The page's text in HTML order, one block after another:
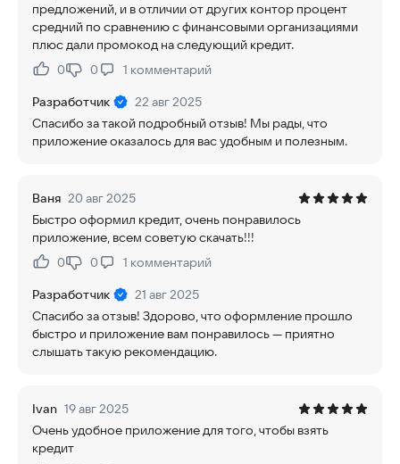
предложений, и в отличии от других контор процент
средний по сравнению с финансовыми организациями
плюс дали промокод на следующий кредит.
Нравится:
0Не нравится:
0 1 комментарий
Разработчик
22 авг 2025
Спасибо за такой подробный отзыв! Мы рады, что
приложение оказалось для вас удобным и полезным.
Ваня 20 авг 2025
Быстро оформил кредит, очень понравилось
приложение, всем советую скачать!!!
Нравится:
0Не нравится:
0 1 комментарий
Разработчик
21 авг 2025
Спасибо за отзыв! Здорово, что оформление прошло
быстро и приложение вам понравилось — приятно
слышать такую рекомендацию.
Ivan 19 авг 2025
Очень удобное приложение для того, чтобы взять
кредит